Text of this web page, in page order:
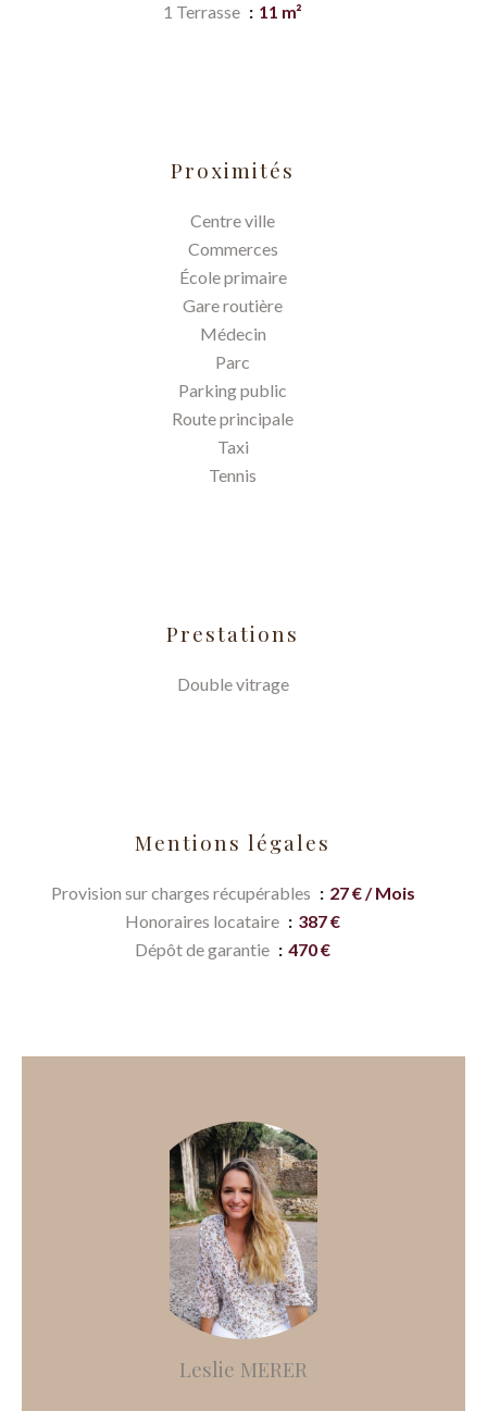
1 Terrasse
11 m²
Proximités
Centre ville
Commerces
École primaire
Gare routière
Médecin
Parc
Parking public
Route principale
Taxi
Tennis
Prestations
Double vitrage
Mentions légales
Provision sur charges récupérables
27 € / Mois
Honoraires locataire
387 €
Dépôt de garantie
470 €
Leslie MERER